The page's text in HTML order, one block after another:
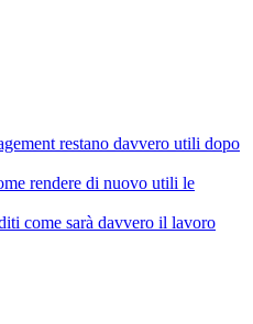
restano davvero utili dopo
rendere di nuovo utili le
come sarà davvero il lavoro